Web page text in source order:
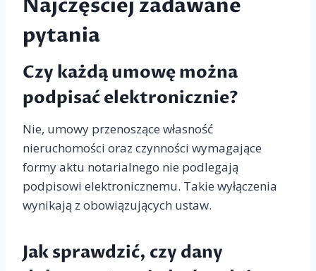
pytania
Czy każdą umowę można
podpisać elektronicznie?
Nie, umowy przenoszące własność
nieruchomości oraz czynności wymagające
formy aktu notarialnego nie podlegają
podpisowi elektronicznemu. Takie wyłączenia
wynikają z obowiązujących ustaw.
Jak sprawdzić, czy dany